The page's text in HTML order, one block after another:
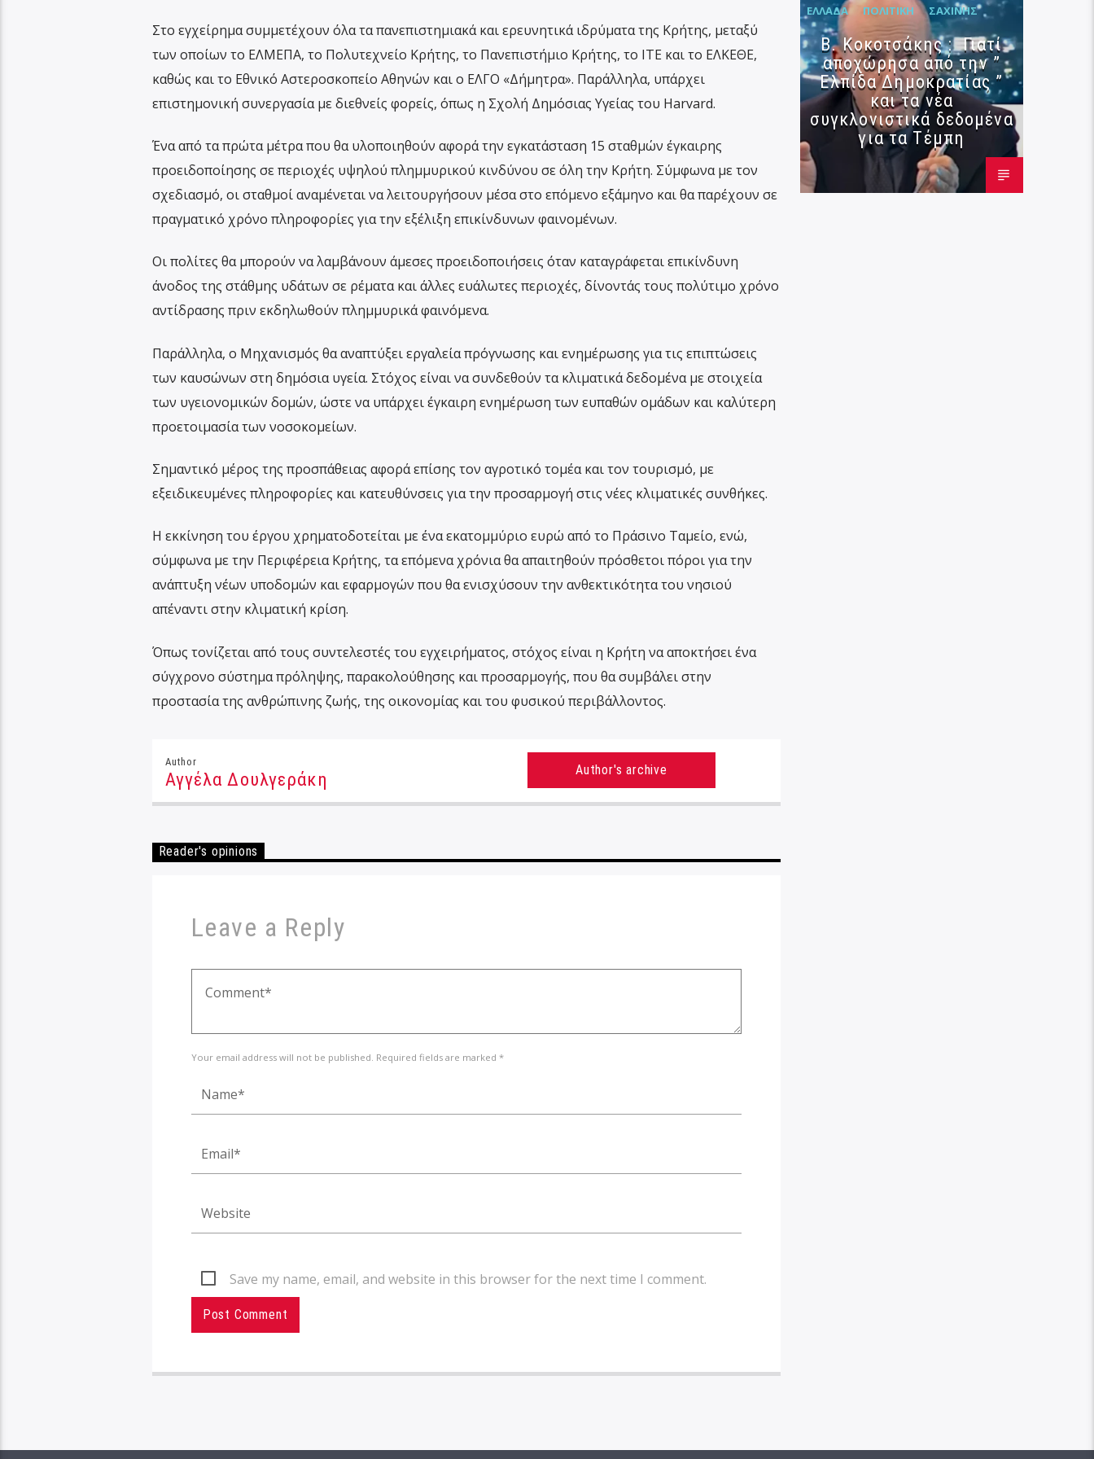
Στο εγχείρημα συμμετέχουν όλα τα πανεπιστημιακά και ερευνητικά ιδρύματα της Κρήτης, μεταξύ
των οποίων το ΕΛΜΕΠΑ, το Πολυτεχνείο Κρήτης, το Πανεπιστήμιο Κρήτης, το ΙΤΕ και το ΕΛΚΕΘΕ,
καθώς και το Εθνικό Αστεροσκοπείο Αθηνών και ο ΕΛΓΟ «Δήμητρα». Παράλληλα, υπάρχει
επιστημονική συνεργασία με διεθνείς φορείς, όπως η Σχολή Δημόσιας Υγείας του Harvard.
Ένα από τα πρώτα μέτρα που θα υλοποιηθούν αφορά την εγκατάσταση 15 σταθμών έγκαιρης
προειδοποίησης σε περιοχές υψηλού πλημμυρικού κινδύνου σε όλη την Κρήτη. Σύμφωνα με τον
σχεδιασμό, οι σταθμοί αναμένεται να λειτουργήσουν μέσα στο επόμενο εξάμηνο και θα παρέχουν σε
πραγματικό χρόνο πληροφορίες για την εξέλιξη επικίνδυνων φαινομένων.
Οι πολίτες θα μπορούν να λαμβάνουν άμεσες προειδοποιήσεις όταν καταγράφεται επικίνδυνη
άνοδος της στάθμης υδάτων σε ρέματα και άλλες ευάλωτες περιοχές, δίνοντάς τους πολύτιμο χρόνο
αντίδρασης πριν εκδηλωθούν πλημμυρικά φαινόμενα.
Παράλληλα, ο Μηχανισμός θα αναπτύξει εργαλεία πρόγνωσης και ενημέρωσης για τις επιπτώσεις
των καυσώνων στη δημόσια υγεία. Στόχος είναι να συνδεθούν τα κλιματικά δεδομένα με στοιχεία
των υγειονομικών δομών, ώστε να υπάρχει έγκαιρη ενημέρωση των ευπαθών ομάδων και καλύτερη
προετοιμασία των νοσοκομείων.
Σημαντικό μέρος της προσπάθειας αφορά επίσης τον αγροτικό τομέα και τον τουρισμό, με
εξειδικευμένες πληροφορίες και κατευθύνσεις για την προσαρμογή στις νέες κλιματικές συνθήκες.
Η εκκίνηση του έργου χρηματοδοτείται με ένα εκατομμύριο ευρώ από το Πράσινο Ταμείο, ενώ,
σύμφωνα με την Περιφέρεια Κρήτης, τα επόμενα χρόνια θα απαιτηθούν πρόσθετοι πόροι για την
ανάπτυξη νέων υποδομών και εφαρμογών που θα ενισχύσουν την ανθεκτικότητα του νησιού
απέναντι στην κλιματική κρίση.
Όπως τονίζεται από τους συντελεστές του εγχειρήματος, στόχος είναι η Κρήτη να αποκτήσει ένα
σύγχρονο σύστημα πρόληψης, παρακολούθησης και προσαρμογής, που θα συμβάλει στην
προστασία της ανθρώπινης ζωής, της οικονομίας και του φυσικού περιβάλλοντος.
Author
Αγγέλα Δουλγεράκη Author's archive
Reader's opinions
Leave a Reply
Your email address will not be published. Required fields are marked *
Save my name, email, and website in this browser for the next time I comment.
ΕΛΛΆΔΑ ΠΟΛΙΤΙΚΉ ΣΑΧΊΝΗΣ
Β. Κοκοτσάκης : Γιατί
αποχώρησα από την ”
Ελπίδα Δημοκρατίας ”
και τα νέα
συγκλονιστικά δεδομένα
για τα Τέμπη